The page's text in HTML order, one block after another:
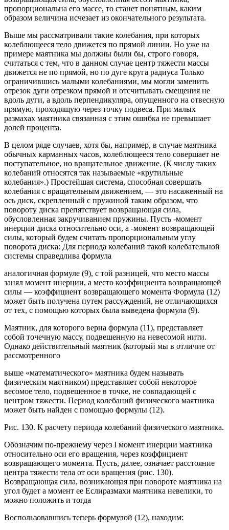
пропорциональна его массе, то станет понятным, каким
образом величина исчезает из окончательного результата.
Выше мы рассматривали такие колебания, при которых
колеблющееся тело движется по прямой линии. Но уже на
примере маятника мы должны были бы, строго говоря,
считаться с тем, что в данном случае центр тяжести массы
движется не по прямой, но по дуге круга радиуса Только
ограничившись малыми колебаниями, мы могли заменить
отрезок дуги отрезком прямой и отсчитывать смещения не
вдоль дуги, а вдоль перпендикуляра, опущенного на отвесную
прямую, проходящую через точку подвеса. При малых
размахах маятника связанная с этим ошибка не превышает
долей процента.
В целом ряде случаев, хотя бы, например, в случае маятника
обычных карманных часов, колеблющееся тело совершает не
поступательное, но вращательное движение. (К числу таких
колебаний относятся так называемые «крутильные
колебания».) Простейшая система, способная совершать
колебания с вращательным движением, — это насаженный на
ось диск, скрепленный с пружиной таким образом, что
повороту диска препятствует возвращающая сила,
обусловленная закручиванием пружины. Пусть -момент
инерции диска относительно оси, а -момент возвращающей
силы, который будем считать пропорциональным углу
поворота диска: Для периода колебаний такой колебательной
системы справедлива формула
аналогичная формуле (9), с той разницей, что место массы
занял момент инерции, а место коэффициента возвращающей
силы — коэффициент возвращающего момента Формула (12)
может быть получена путем рассуждений, не отличающихся
от тех, с помощью которых была выведена формула (9).
Маятник, для которого верна формула (11), представляет
собой точечную массу, подвешенную на невесомой нити.
Однако действительный маятник (который мы в отличие от
рассмотренного
выше «математического» маятника будем называть
физическим маятником) представляет собой некоторое
весомое тело, подвешенное в точке, не совпадающей с
центром тяжести. Период колебаний физического маятника
может быть найден с помощью формулы (12).
Рис. 130. К расчету периода колебаний физического маятника.
Обозначим по-прежнему через I момент инерции маятника
относительно оси его вращения, через коэффициент
возвращающего момента. Пусть, далее, означает расстояние
центра тяжести тела от оси вращения (рис. 130).
Возвращающая сила, возникающая при повороте маятника на
угол будет а момент ее Еслиразмахи маятника невелики, то
можно положить и тогда
Воспользовавшись теперь формулой (12), находим: